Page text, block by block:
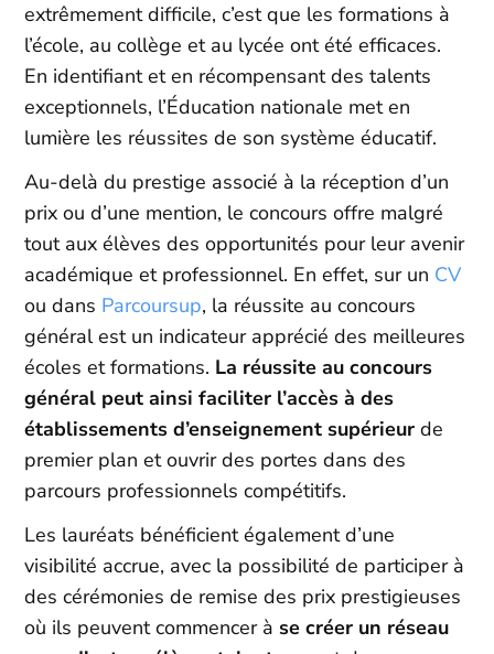
extrêmement difficile, c’est que les formations à
l’école, au collège et au lycée ont été efficaces.
En identifiant et en récompensant des talents
exceptionnels, l’Éducation nationale met en
lumière les réussites de son système éducatif.
Au-delà du prestige associé à la réception d’un
prix ou d’une mention, le concours offre malgré
tout aux élèves des opportunités pour leur avenir
académique et professionnel. En effet, sur un CV
ou dans Parcoursup, la réussite au concours
général est un indicateur apprécié des meilleures
écoles et formations. La réussite au concours
général peut ainsi faciliter l’accès à des
établissements d’enseignement supérieur de
premier plan et ouvrir des portes dans des
parcours professionnels compétitifs.
Les lauréats bénéficient également d’une
visibilité accrue, avec la possibilité de participer à
des cérémonies de remise des prix prestigieuses
où ils peuvent commencer à se créer un réseau